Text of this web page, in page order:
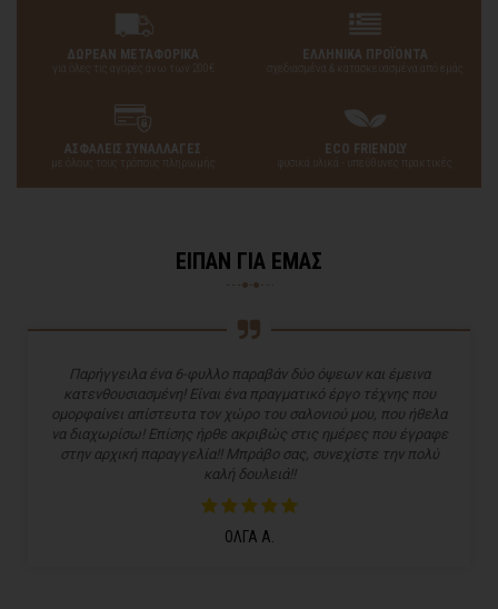
ΔΩΡΕΑΝ ΜΕΤΑΦΟΡΙΚΑ
για όλες τις αγορές άνω των 200€
ΕΛΛΗΝΙΚΑ ΠΡΟΪΟΝΤΑ
σχεδιασμένα & κατασκευασμένα από εμάς
ΑΣΦΑΛΕΙΣ ΣΥΝΑΛΛΑΓΕΣ
με όλους τους τρόπους πληρωμής
ECO FRIENDLY
φυσικά υλικά - υπεύθυνες πρακτικές
ΕΙΠΑΝ ΓΙΑ ΕΜΑΣ
Παρήγγειλα ένα 6-φυλλο παραβάν δύο όψεων και έμεινα
κατενθουσιασμένη! Είναι ένα πραγματικό έργο τέχνης που
ομορφαίνει απίστευτα τον χώρο του σαλονιού μου, που ήθελα
να διαχωρίσω! Επίσης ήρθε ακριβώς στις ημέρες που έγραφε
στην αρχική παραγγελία!! Μπράβο σας, συνεχίστε την πολύ
καλή δουλειά!!
ΟΛΓΑ Α.